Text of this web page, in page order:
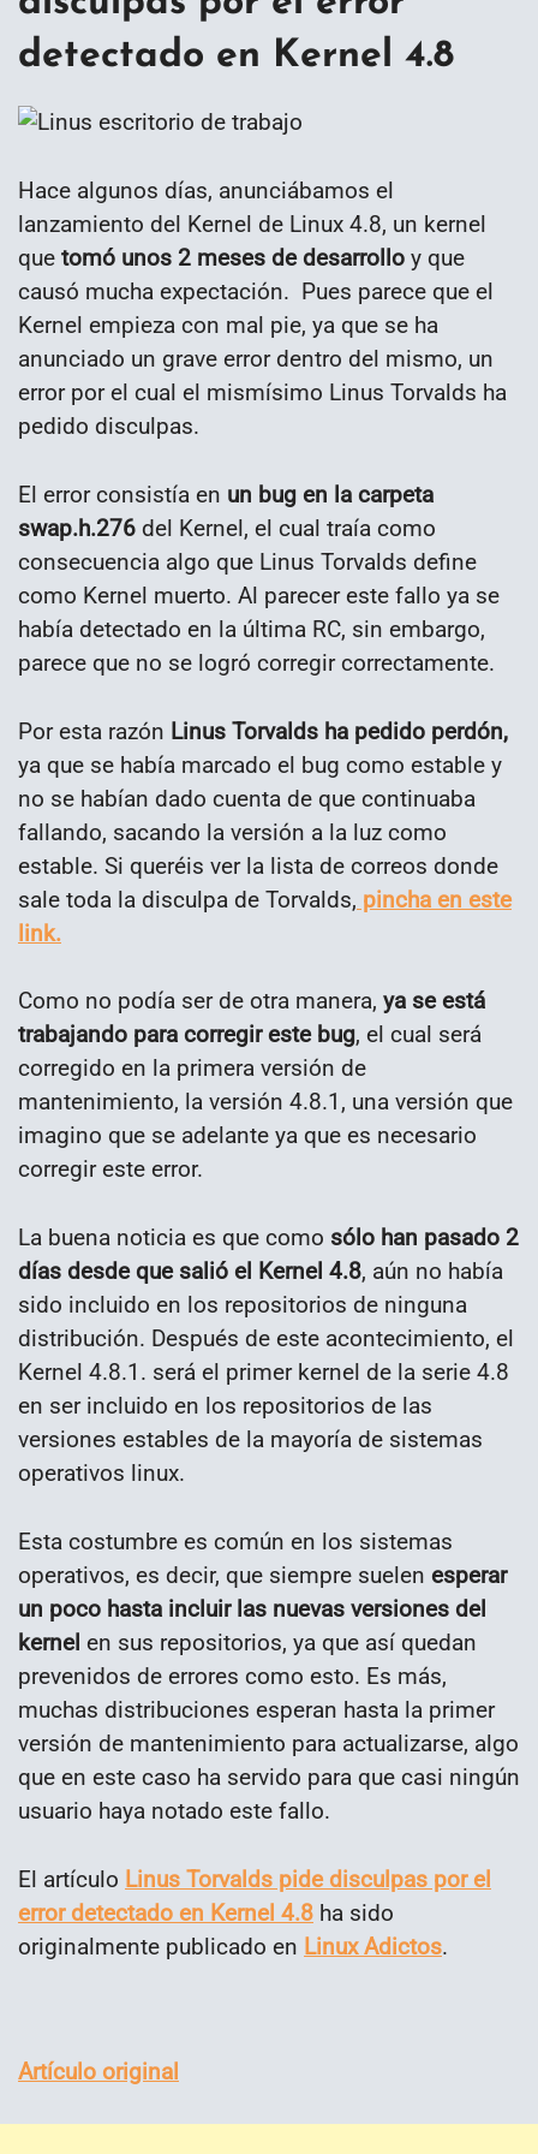
detectado en Kernel 4.8
Hace algunos días, anunciábamos el
lanzamiento del Kernel de Linux 4.8, un kernel
que tomó unos 2 meses de desarrollo y que
causó mucha expectación. Pues parece que el
Kernel empieza con mal pie, ya que se ha
anunciado un grave error dentro del mismo, un
error por el cual el mismísimo Linus Torvalds ha
pedido disculpas.
El error consistía en un bug en la carpeta
swap.h.276 del Kernel, el cual traía como
consecuencia algo que Linus Torvalds define
como Kernel muerto. Al parecer este fallo ya se
había detectado en la última RC, sin embargo,
parece que no se logró corregir correctamente.
Por esta razón Linus Torvalds ha pedido perdón,
ya que se había marcado el bug como estable y
no se habían dado cuenta de que continuaba
fallando, sacando la versión a la luz como
estable. Si queréis ver la lista de correos donde
sale toda la disculpa de Torvalds, pincha en este
link.
Como no podía ser de otra manera, ya se está
trabajando para corregir este bug, el cual será
corregido en la primera versión de
mantenimiento, la versión 4.8.1, una versión que
imagino que se adelante ya que es necesario
corregir este error.
La buena noticia es que como sólo han pasado 2
días desde que salió el Kernel 4.8, aún no había
sido incluido en los repositorios de ninguna
distribución. Después de este acontecimiento, el
Kernel 4.8.1. será el primer kernel de la serie 4.8
en ser incluido en los repositorios de las
versiones estables de la mayoría de sistemas
operativos linux.
Esta costumbre es común en los sistemas
operativos, es decir, que siempre suelen esperar
un poco hasta incluir las nuevas versiones del
kernel en sus repositorios, ya que así quedan
prevenidos de errores como esto. Es más,
muchas distribuciones esperan hasta la primer
versión de mantenimiento para actualizarse, algo
que en este caso ha servido para que casi ningún
usuario haya notado este fallo.
El artículo Linus Torvalds pide disculpas por el
error detectado en Kernel 4.8 ha sido
originalmente publicado en Linux Adictos.
Artículo original